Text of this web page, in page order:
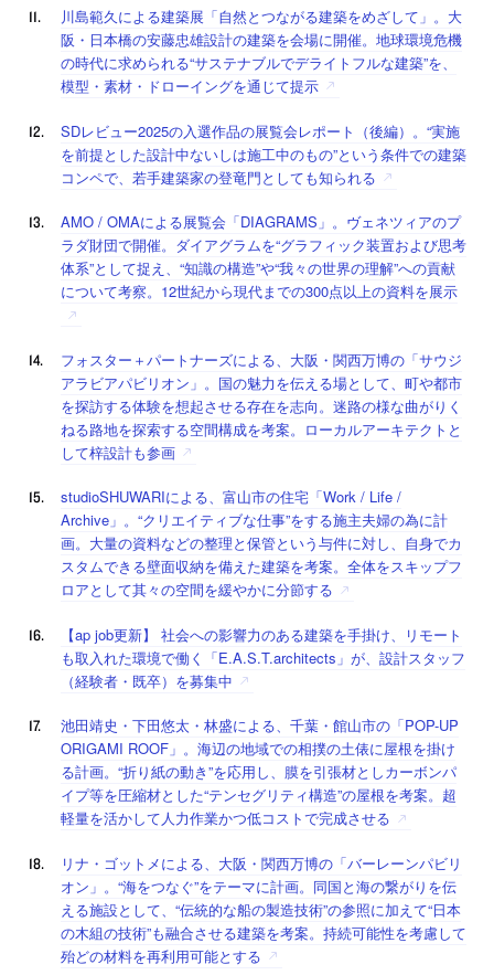
川島範久による建築展「自然とつながる建築をめざして」。大
阪・日本橋の安藤忠雄設計の建築を会場に開催。地球環境危機
の時代に求められる“サステナブルでデライトフルな建築”を、
模型・素材・ドローイングを通じて提示
SDレビュー2025の入選作品の展覧会レポート（後編）。“実施
を前提とした設計中ないしは施工中のもの”という条件での建築
コンペで、若手建築家の登竜門としても知られる
AMO / OMAによる展覧会「DIAGRAMS」。ヴェネツィアのプ
ラダ財団で開催。ダイアグラムを“グラフィック装置および思考
体系”として捉え、“知識の構造”や“我々の世界の理解”への貢献
について考察。12世紀から現代までの300点以上の資料を展示
フォスター＋パートナーズによる、大阪・関西万博の「サウジ
アラビアパビリオン」。国の魅力を伝える場として、町や都市
を探訪する体験を想起させる存在を志向。迷路の様な曲がりく
ねる路地を探索する空間構成を考案。ローカルアーキテクトと
して梓設計も参画
studioSHUWARIによる、富山市の住宅「Work / Life /
Archive」。“クリエイティブな仕事”をする施主夫婦の為に計
画。大量の資料などの整理と保管という与件に対し、自身でカ
スタムできる壁面収納を備えた建築を考案。全体をスキップフ
ロアとして其々の空間を緩やかに分節する
【ap job更新】 社会への影響力のある建築を手掛け、リモート
も取入れた環境で働く「E.A.S.T.architects」が、設計スタッフ
（経験者・既卒）を募集中
池田靖史・下田悠太・林盛による、千葉・館山市の「POP-UP
ORIGAMI ROOF」。海辺の地域での相撲の土俵に屋根を掛け
る計画。“折り紙の動き”を応用し、膜を引張材としカーボンパ
イプ等を圧縮材とした“テンセグリティ構造”の屋根を考案。超
軽量を活かして人力作業かつ低コストで完成させる
リナ・ゴットメによる、大阪・関西万博の「バーレーンパビリ
オン」。“海をつなぐ”をテーマに計画。同国と海の繋がりを伝
える施設として、“伝統的な船の製造技術”の参照に加えて“日本
の木組の技術”も融合させる建築を考案。持続可能性を考慮して
殆どの材料を再利用可能とする